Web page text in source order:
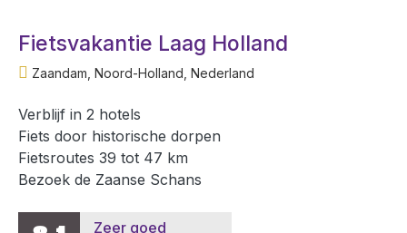
Fietsvakantie Laag Holland
Zaandam, Noord-Holland, Nederland
Verblijf in 2 hotels
Fiets door historische dorpen
Fietsroutes 39 tot 47 km
Bezoek de Zaanse Schans
Zeer goed